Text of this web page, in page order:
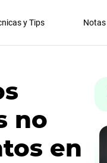
y Tips Notas
no
en